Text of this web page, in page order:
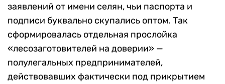
заявлений от имени селян, чьи паспорта и
подписи буквально скупались оптом. Так
сформировалась отдельная прослойка
«лесозаготовителей на доверии» —
полулегальных предпринимателей,
действовавших фактически под прикрытием